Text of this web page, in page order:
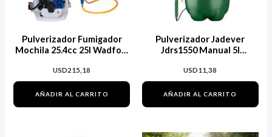
Pulverizador Fumigador
Mochila 25.4cc 25l Wadfow
USD215,18
AÑADIR AL CARRITO
Pulverizador Jadever
Jdrs1550 Manual 5l
Oscuro
USD11,38
AÑADIR AL CARRITO